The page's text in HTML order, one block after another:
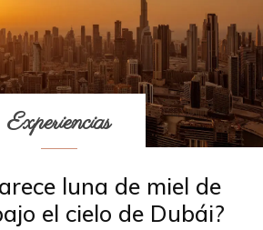
Experiencias
luna de miel de
el cielo de Dubái?